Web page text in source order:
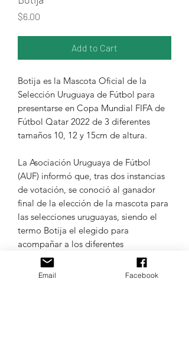
$6.00
Add to Cart
Botija es la Mascota Oficial de la
Selección Uruguaya de Fútbol para
presentarse en Copa Mundial FIFA de
Fútbol Qatar 2022 de 3 diferentes
tamaños 10, 12 y 15cm de altura.
La Asociación Uruguaya de Fútbol
(AUF) informó que, tras dos instancias
de votación, se conoció al ganador
final de la elección de la mascota para
las selecciones uruguayas, siendo el
termo Botija el elegido para
acompañar a los diferentes
combinados celestes, incluído
el Mundial de Qatar 2022.
Email Facebook